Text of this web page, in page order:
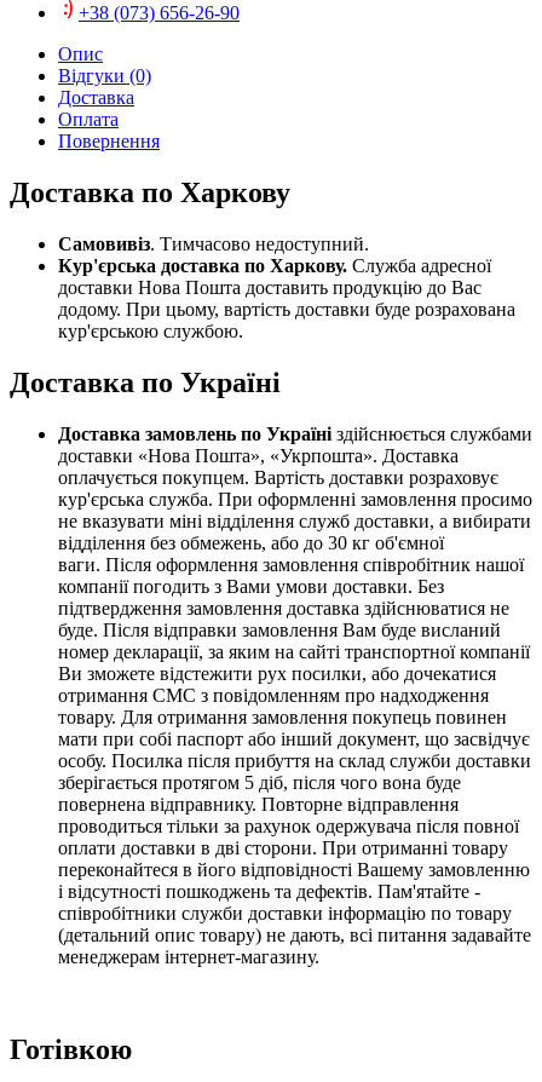
+38 (073) 656-26-90
Опис
Відгуки (0)
Доставка
Оплата
Повернення
Доставка по Харкову
Самовивіз. Тимчасово недоступний.
Кур'єрська доставка по Харкову. Служба адресної
доставки Нова Пошта доставить продукцію до Вас
додому. При цьому, вартість доставки буде розрахована
кур'єрською службою.
Доставка по Україні
Доставка замовлень по Україні здійснюється службами
доставки «Нова Пошта», «Укрпошта». Доставка
оплачується покупцем. Вартість доставки розраховує
кур'єрська служба. При оформленні замовлення просимо
не вказувати міні відділення служб доставки, а вибирати
відділення без обмежень, або до 30 кг об'ємної
ваги. Після оформлення замовлення співробітник нашої
компанії погодить з Вами умови доставки. Без
підтвердження замовлення доставка здійснюватися не
буде. Після відправки замовлення Вам буде висланий
номер декларації, за яким на сайті транспортної компанії
Ви зможете відстежити рух посилки, або дочекатися
отримання СМС з повідомленням про надходження
товару. Для отримання замовлення покупець повинен
мати при собі паспорт або інший документ, що засвідчує
особу. Посилка після прибуття на склад служби доставки
зберігається протягом 5 діб, після чого вона буде
повернена відправнику. Повторне відправлення
проводиться тільки за рахунок одержувача після повної
оплати доставки в дві сторони. При отриманні товару
переконайтеся в його відповідності Вашему замовленню
і відсутності пошкоджень та дефектів. Пам'ятайте -
співробітники служби доставки інформацію по товару
(детальний опис товару) не дають, всі питання задавайте
менеджерам інтернет-магазину.
Готівкою